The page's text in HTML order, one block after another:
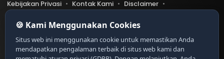
Kebijakan Privasi
Kontak Kami
Disclaimer
Pedoman Media Siber
Belibis.com telah diverifikasi oleh Dewan Pers
tifikat Nomor 9999/DP-Verifikasi/K/XII/20XX
https://dewanpers.or.id/data/contoh-xxx
🍪 Kami Menggunakan Cookies
Situs web ini menggunakan cookie untuk memastikan Anda
mendapatkan pengalaman terbaik di situs web kami dan